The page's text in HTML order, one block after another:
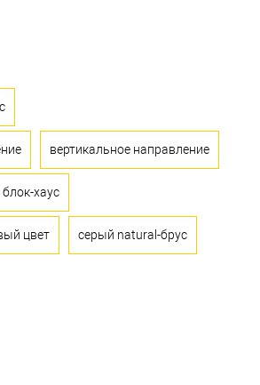
вертикальное направление
хаус
цвет серый natural-брус